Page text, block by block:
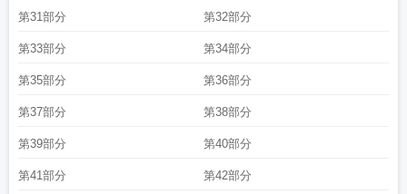
第31部分 第32部分
第33部分 第34部分
第35部分 第36部分
第37部分 第38部分
第39部分 第40部分
第41部分 第42部分